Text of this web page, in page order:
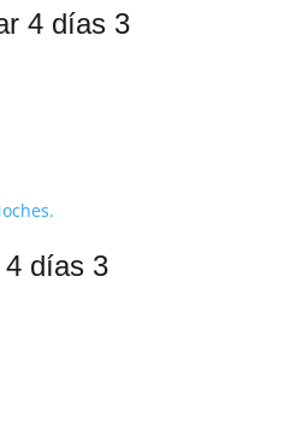
4 días 3
4 días 3